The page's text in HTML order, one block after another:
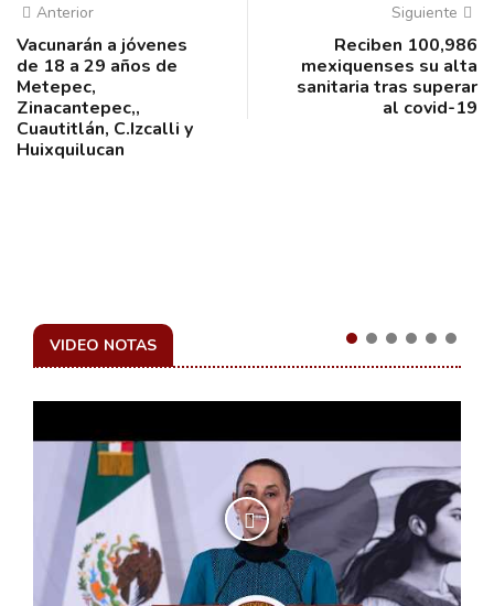
Anterior
Vacunarán a jóvenes
de 18 a 29 años de
Metepec,
Zinacantepec,,
Cuautitlán, C.Izcalli y
Huixquilucan
Siguiente
Reciben 100,986
mexiquenses su alta
sanitaria tras superar
al covid-19
VIDEO NOTAS